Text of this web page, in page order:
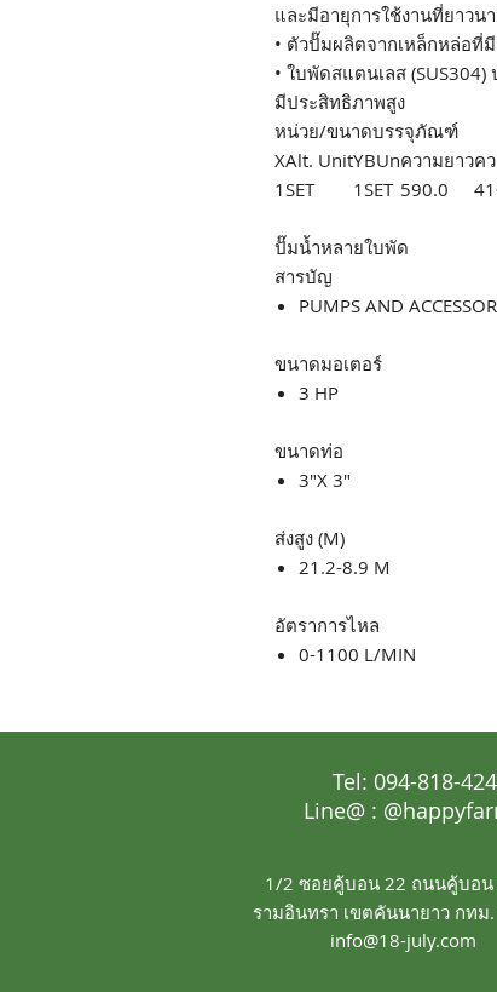
และมีอายุการใช้งานที่ยาวน
• ตัวปั๊มผลิตจากเหล็กหล่อที่
• ใบพัดสแตนเลส
มีประสิทธิภาพสูง
หน่วย/ขนาดบรรจุภัณฑ์
XAlt. UnitYBUnความยาวค
1SET 1SET 590.0
ปั๊มน้ำหลายใบพัด
สารบัญ
PUMPS AND
ขนาดมอเตอร์
3 HP
ขนาดท่อ
3"X 3"
ส่งสูง (M)
21.2-8.9 M
อัตราการไหล
0-1100 L/MIN
Tel: 094-818-
Line@ :
1/2 ซอยคู้บอน 22 ถนนคู้บอน
รามอินทรา เขตคันนายาว กทม
info@18-july.com